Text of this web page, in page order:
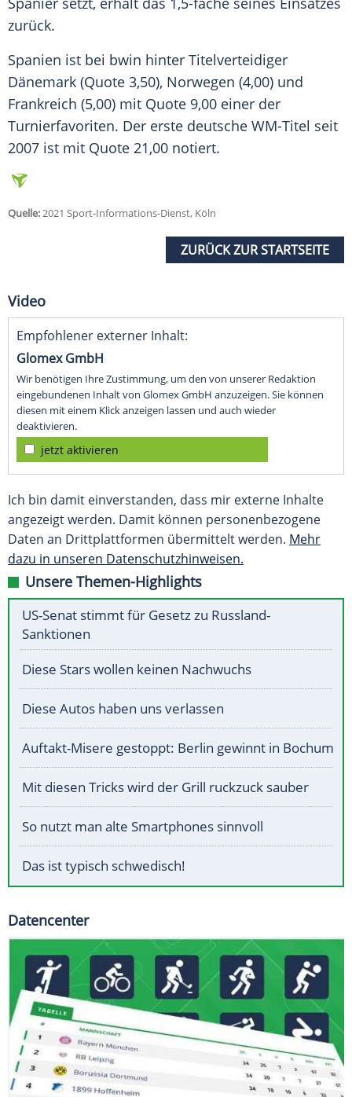
zurück.
Spanien ist bei bwin hinter Titelverteidiger
Dänemark (Quote 3,50), Norwegen (4,00) und
Frankreich (5,00) mit Quote 9,00 einer der
Turnierfavoriten. Der erste deutsche WM-Titel seit
2007 ist mit Quote 21,00 notiert.
Quelle:2021 Sport-Informations-Dienst, Köln
ZURÜCK ZUR STARTSEITE
Video
Empfohlener externer Inhalt:
Glomex GmbH
Wir benötigen Ihre Zustimmung, um den von unserer Redaktion
eingebundenen Inhalt von Glomex GmbH anzuzeigen. Sie können
diesen mit einem Klick anzeigen lassen und auch wieder
deaktivieren.
jetzt aktivieren
Ich bin damit einverstanden, dass mir externe Inhalte
angezeigt werden. Damit können personenbezogene
Daten an Drittplattformen übermittelt werden. Mehr
dazu in unseren Datenschutzhinweisen.
Unsere Themen-Highlights
US-Senat stimmt für Gesetz zu Russland-
Sanktionen
Diese Stars wollen keinen Nachwuchs
Diese Autos haben uns verlassen
Auftakt-Misere gestoppt: Berlin gewinnt in Bochum
Mit diesen Tricks wird der Grill ruckzuck sauber
So nutzt man alte Smartphones sinnvoll
Das ist typisch schwedisch!
Datencenter